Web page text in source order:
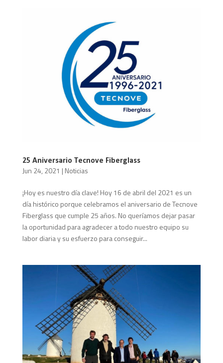
25 Aniversario Tecnove Fiberglass
Jun 24, 2021 | Noticias
¡Hoy es nuestro día clave! Hoy 16 de abril del 2021 es un
día histórico porque celebramos el aniversario de Tecnove
Fiberglass que cumple 25 años. No queríamos dejar pasar
la oportunidad para agradecer a todo nuestro equipo su
labor diaria y su esfuerzo para conseguir...